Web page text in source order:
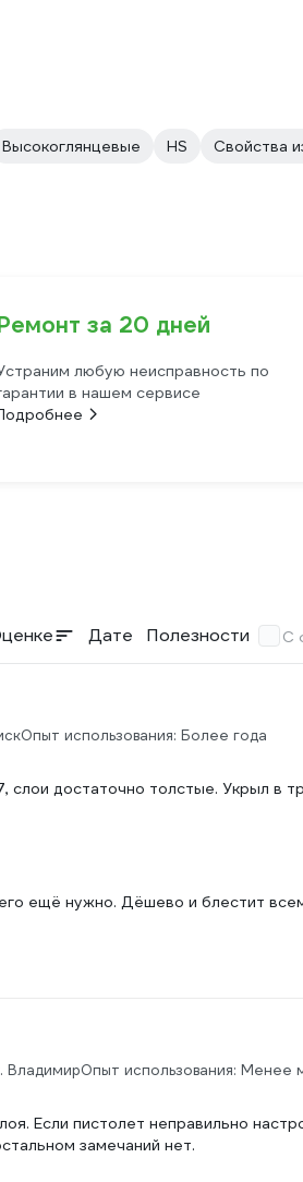
Высокоглянцевые HS Свойства
за 20 дней
любую неисправность по
в нашем сервисе
Дате Полезности С
Опыт использования: Более года
слои достаточно толстые. Укрыл в
ещё нужно. Дёшево и блестит
ВладимирОпыт использования: Менее
Если пистолет неправильно
замечаний нет.